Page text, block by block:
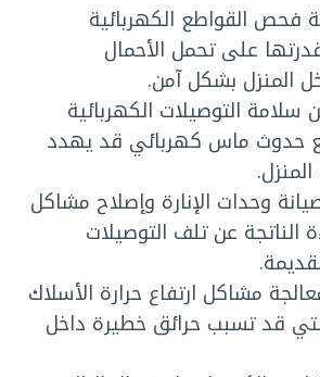
فحص القواطع الكهربائية
على تحمل الأحمال
المنزل بشكل آمن.
سلامة التوصيلات الكهربائية
حدوث ماس كهربائي قد يهدد
وحدات الإنارة وإصلاح مشاكل
الناتجة عن تلف التوصيلات
مشاكل ارتفاع حرارة الأسلاك
قد تسبب حرائق خطيرة داخل